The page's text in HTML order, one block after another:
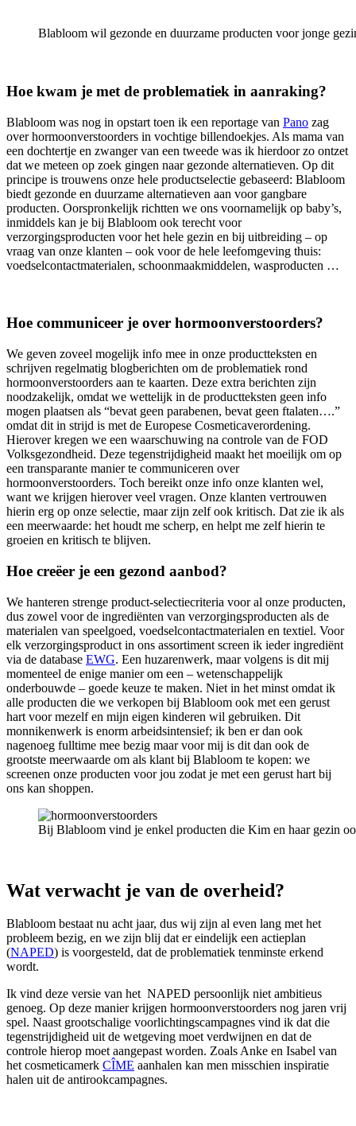
Blabloom wil gezonde en duurzame producten voor jonge
Hoe kwam je met de problematiek in aanraking?
Blabloom was nog in opstart toen ik een reportage van Pano zag
over hormoonverstoorders in vochtige billendoekjes. Als mama van
een dochtertje en zwanger van een tweede was ik hierdoor zo ontzet
dat we meteen op zoek gingen naar gezonde alternatieven. Op dit
principe is trouwens onze hele productselectie gebaseerd: Blabloom
biedt gezonde en duurzame alternatieven aan voor gangbare
producten. Oorspronkelijk richtten we ons voornamelijk op baby’s,
inmiddels kan je bij Blabloom ook terecht voor
verzorgingsproducten voor het hele gezin en bij uitbreiding – op
vraag van onze klanten – ook voor de hele leefomgeving thuis:
voedselcontactmaterialen, schoonmaakmiddelen, wasproducten …
Hoe communiceer je over hormoonverstoorders?
We geven zoveel mogelijk info mee in onze productteksten en
schrijven regelmatig blogberichten om de problematiek rond
hormoonverstoorders aan te kaarten. Deze extra berichten zijn
noodzakelijk, omdat we wettelijk in de productteksten geen info
mogen plaatsen als “bevat geen parabenen, bevat geen ftalaten….”
omdat dit in strijd is met de Europese Cosmeticaverordening.
Hierover kregen we een waarschuwing na controle van de FOD
Volksgezondheid. Deze tegenstrijdigheid maakt het moeilijk om op
een transparante manier te communiceren over
hormoonverstoorders. Toch bereikt onze info onze klanten wel,
want we krijgen hierover veel vragen. Onze klanten vertrouwen
hierin erg op onze selectie, maar zijn zelf ook kritisch. Dat zie ik als
een meerwaarde: het houdt me scherp, en helpt me zelf hierin te
groeien en kritisch te blijven.
Hoe creëer je een gezond aanbod?
We hanteren strenge product-selectiecriteria voor al onze producten,
dus zowel voor de ingrediënten van verzorgingsproducten als de
materialen van speelgoed, voedselcontactmaterialen en textiel. Voor
elk verzorgingsproduct in ons assortiment screen ik ieder ingrediënt
via de database EWG. Een huzarenwerk, maar volgens is dit mij
momenteel de enige manier om een – wetenschappelijk
onderbouwde – goede keuze te maken. Niet in het minst omdat ik
alle producten die we verkopen bij Blabloom ook met een gerust
hart voor mezelf en mijn eigen kinderen wil gebruiken. Dit
monnikenwerk is enorm arbeidsintensief; ik ben er dan ook
nagenoeg fulltime mee bezig maar voor mij is dit dan ook de
grootste meerwaarde om als klant bij Blabloom te kopen: we
screenen onze producten voor jou zodat je met een gerust hart bij
ons kan shoppen.
Bij Blabloom vind je enkel producten die Kim en haar gezin
Wat verwacht je van de overheid?
Blabloom bestaat nu acht jaar, dus wij zijn al even lang met het
probleem bezig, en we zijn blij dat er eindelijk een actieplan
(NAPED) is voorgesteld, dat de problematiek tenminste erkend
wordt.
Ik vind deze versie van het NAPED persoonlijk niet ambitieus
genoeg. Op deze manier krijgen hormoonverstoorders nog jaren vrij
spel. Naast grootschalige voorlichtingscampagnes vind ik dat die
tegenstrijdigheid uit de wetgeving moet verdwijnen en dat de
controle hierop moet aangepast worden. Zoals Anke en Isabel van
het cosmeticamerk CÎME aanhalen kan men misschien inspiratie
halen uit de antirookcampagnes.